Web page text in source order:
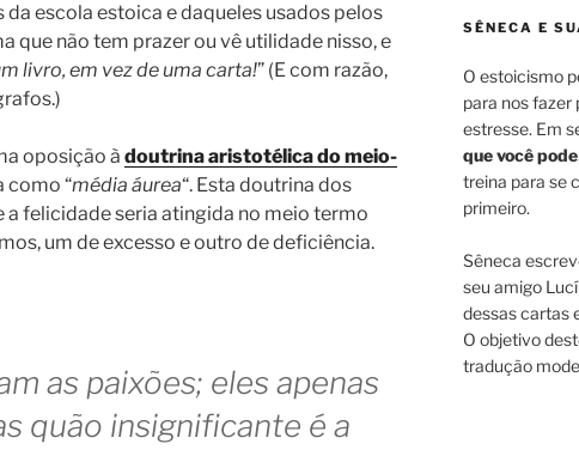
escola estoica e daqueles usados pelos
que não tem prazer ou vê utilidade nisso, e
livro, em vez de uma carta!” (E com razão,
oposição à doutrina aristotélica do meio-
como “média áurea“. Esta doutrina dos
felicidade seria atingida no meio termo
um de excesso e outro de deficiência.
as paixões; eles apenas
quão insignificante é a
SÊNECA E
O estoicismo
para nos fazer
estresse. Em
que você
treina para se
primeiro.
Sêneca
seu amigo
dessas cartas
O objetivo
tradução